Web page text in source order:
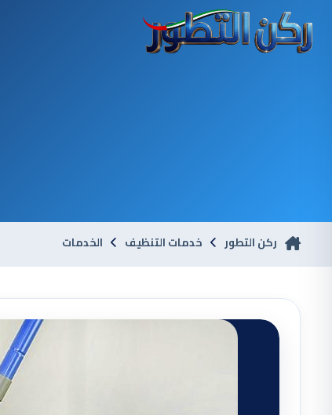
ركن التطور خدمات التنظيف الخدمات